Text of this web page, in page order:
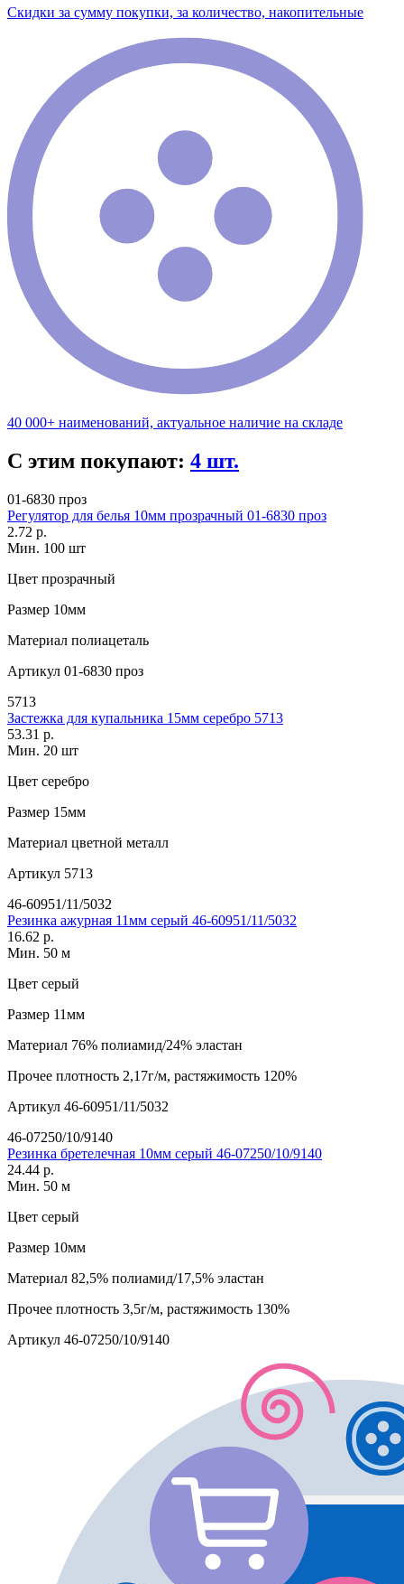
Скидки за сумму покупки, за количество, накопительные
40 000+ наименований, актуальное наличие на складе
С этим покупают: 4 шт.
01-6830 проз
Регулятор для белья 10мм прозрачный 01-6830 проз
2.72 р.
Мин. 100 шт
Цвет прозрачный
Размер 10мм
Материал полиацеталь
Артикул 01-6830 проз
5713
Застежка для купальника 15мм серебро 5713
53.31 р.
Мин. 20 шт
Цвет серебро
Размер 15мм
Материал цветной металл
Артикул 5713
46-60951/11/5032
Резинка ажурная 11мм серый 46-60951/11/5032
16.62 р.
Мин. 50 м
Цвет серый
Размер 11мм
Материал 76% полиамид/24% эластан
Прочее плотность 2,17г/м, растяжимость 120%
Артикул 46-60951/11/5032
46-07250/10/9140
Резинка бретелечная 10мм серый 46-07250/10/9140
24.44 р.
Мин. 50 м
Цвет серый
Размер 10мм
Материал 82,5% полиамид/17,5% эластан
Прочее плотность 3,5г/м, растяжимость 130%
Артикул 46-07250/10/9140